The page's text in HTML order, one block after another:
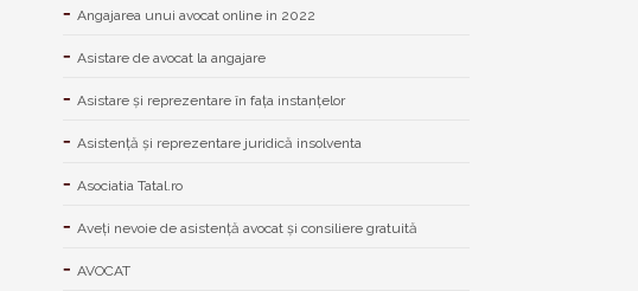
Angajarea unui avocat online in 2022
Asistare de avocat la angajare
Asistare și reprezentare în fața instanțelor
Asistență și reprezentare juridică insolventa
Asociatia Tatal.ro
Aveţi nevoie de asistenţă avocat şi consiliere gratuită
AVOCAT